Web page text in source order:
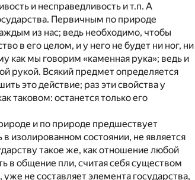
и несправедливость и т.п. А
Первичным по природе
из нас; ведь необходимо, чтобы
в его целом, и у него не будет ни ног, ни
как мы говорим «каменная рука»; ведь и
рукой. Всякий предмет определяется
это действие; раз эти свойства у
таковом: останется только его
и по природе предшествует
изолированном состоянии, не является
такое же, как отношение любой
в общение пли, считая себя существом
не составляет элемента государства,